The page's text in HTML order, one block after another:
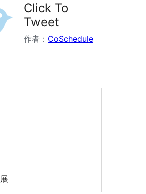
Click To
Tweet
作者： CoSchedule